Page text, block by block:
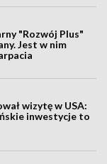
"Rozwój Plus"
Jest w nim
wizytę w USA:
inwestycje to